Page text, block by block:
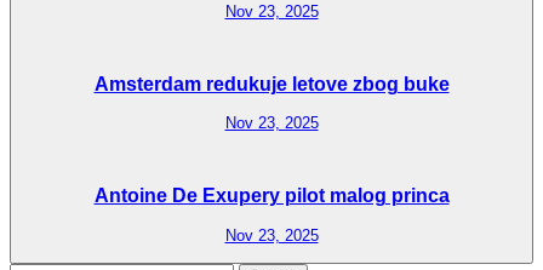
Nov 23, 2025
Amsterdam redukuje letove zbog buke
Nov 23, 2025
Antoine De Exupery pilot malog princa
Nov 23, 2025